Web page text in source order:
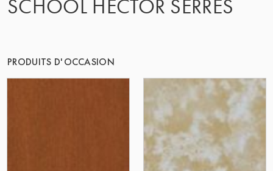
SCHOOL HECTOR SERRES
PRODUITS D'OCCASION